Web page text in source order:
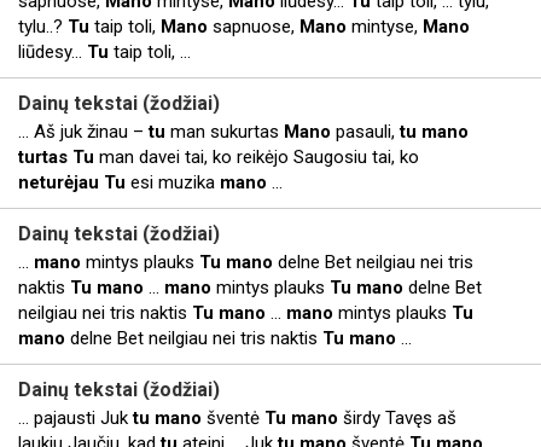
tylu..? Tu taip toli, Mano sapnuose, Mano mintyse, Mano
liūdesy… Tu taip toli, ...
Dainų tekstai (žodžiai)
... Aš juk žinau –tu man sukurtas Mano pasauli,tu mano
turtas Tu man davei tai, ko reikėjo Saugosiu tai, ko
neturėjau Tu esi muzika mano ...
Dainų tekstai (žodžiai)
... mano mintys plauks Tu mano delne Bet neilgiau nei tris
naktis Tu mano ... mano mintys plauks Tu mano delne Bet
neilgiau nei tris naktis Tu mano ... mano mintys plauks Tu
mano delne Bet neilgiau nei tris naktis Tu mano ...
Dainų tekstai (žodžiai)
... pajausti Juktu mano šventė Tu mano širdy Tavęs aš